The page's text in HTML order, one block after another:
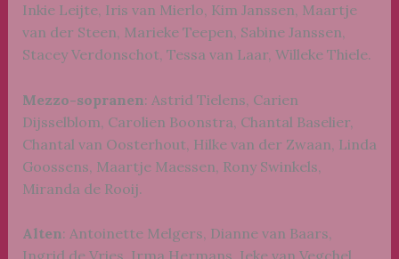
Inkie Leijte, Iris van Mierlo, Kim Janssen, Maartje
van der Steen, Marieke Teepen, Sabine Janssen,
Stacey Verdonschot, Tessa van Laar, Willeke Thiele.
Mezzo-sopranen: Astrid Tielens, Carien
Dijsselblom, Carolien Boonstra, Chantal Baselier,
Chantal van Oosterhout, Hilke van der Zwaan, Linda
Goossens, Maartje Maessen, Rony Swinkels,
Miranda de Rooij.
Alten: Antoinette Melgers, Dianne van Baars,